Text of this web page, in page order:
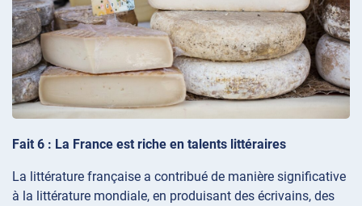
Fait 6 : La France est riche en talents littéraires
La littérature française a contribué de manière significative
à la littérature mondiale, en produisant des écrivains, des